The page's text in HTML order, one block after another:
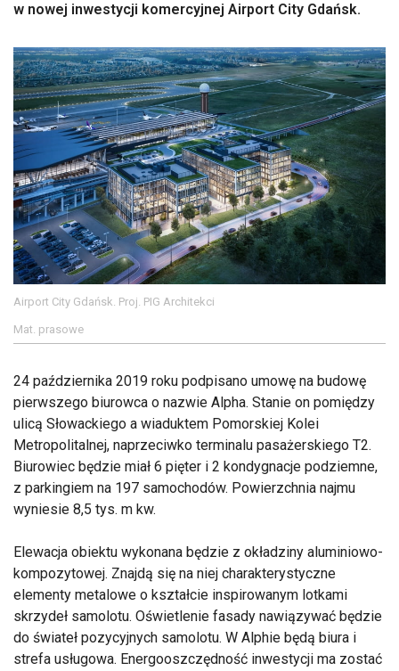
w nowej inwestycji komercyjnej Airport City Gdańsk.
Airport City Gdańsk. Proj. PIG Architekci
Mat. prasowe
24 października 2019 roku podpisano umowę na budowę
pierwszego biurowca o nazwie Alpha. Stanie on pomiędzy
ulicą Słowackiego a wiaduktem Pomorskiej Kolei
Metropolitalnej, naprzeciwko terminalu pasażerskiego T2.
Biurowiec będzie miał 6 pięter i 2 kondygnacje podziemne,
z parkingiem na 197 samochodów. Powierzchnia najmu
wyniesie 8,5 tys. m kw.
Elewacja obiektu wykonana będzie z okładziny aluminiowo-
kompozytowej. Znajdą się na niej charakterystyczne
elementy metalowe o kształcie inspirowanym lotkami
skrzydeł samolotu. Oświetlenie fasady nawiązywać będzie
do świateł pozycyjnych samolotu. W Alphie będą biura i
strefa usługowa. Energooszczędność inwestycji ma zostać